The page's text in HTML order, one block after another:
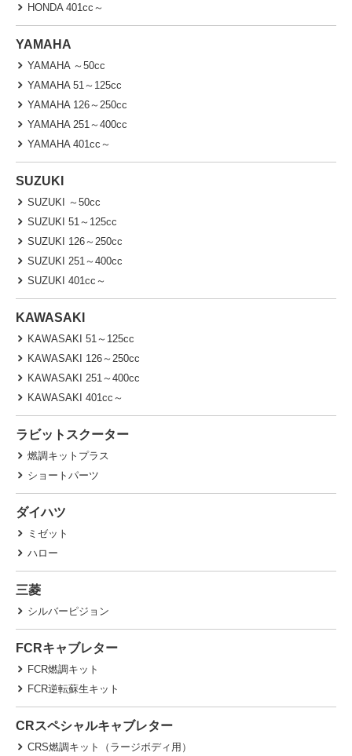
HONDA 401cc～
YAMAHA
YAMAHA ～50cc
YAMAHA 51～125cc
YAMAHA 126～250cc
YAMAHA 251～400cc
YAMAHA 401cc～
SUZUKI
SUZUKI ～50cc
SUZUKI 51～125cc
SUZUKI 126～250cc
SUZUKI 251～400cc
SUZUKI 401cc～
KAWASAKI
KAWASAKI 51～125cc
KAWASAKI 126～250cc
KAWASAKI 251～400cc
KAWASAKI 401cc～
ラビットスクーター
燃調キットプラス
ショートパーツ
ダイハツ
ミゼット
ハロー
三菱
シルバーピジョン
FCRキャブレター
FCR燃調キット
FCR逆転蘇生キット
CRスペシャルキャブレター
CRS燃調キット（ラージボディ用）